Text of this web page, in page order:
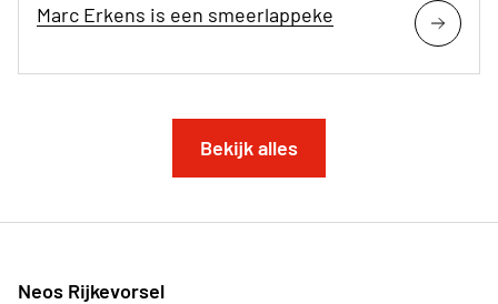
Marc Erkens is een smeerlappeke
Bekijk alles
Neos Rijkevorsel